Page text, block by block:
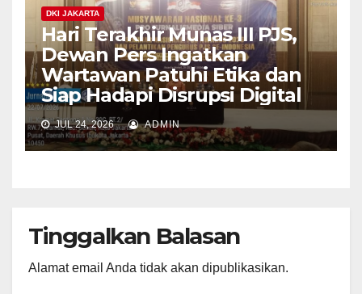
DKI JAKARTA
Hari Terakhir Munas III PJS,
Dewan Pers Ingatkan
Wartawan Patuhi Etika dan
Siap Hadapi Disrupsi Digital
JUL 24, 2026 ADMIN
Tinggalkan Balasan
Alamat email Anda tidak akan dipublikasikan.